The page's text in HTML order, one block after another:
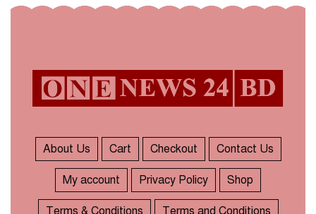
About Us Cart Checkout Contact Us
My account Privacy Policy Shop